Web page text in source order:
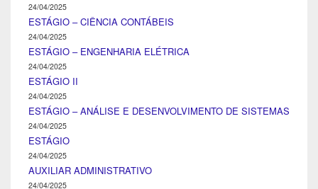
24/04/2025
ESTÁGIO – CIÊNCIA CONTÁBEIS
24/04/2025
ESTÁGIO – ENGENHARIA ELÉTRICA
24/04/2025
ESTÁGIO II
24/04/2025
ESTÁGIO – ANÁLISE E DESENVOLVIMENTO DE SISTEMAS
24/04/2025
ESTÁGIO
24/04/2025
AUXILIAR ADMINISTRATIVO
24/04/2025